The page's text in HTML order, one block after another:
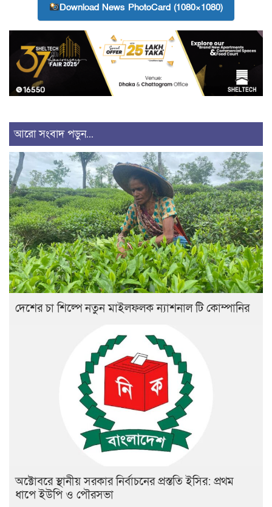
Download News PhotoCard (1080×1080)
আরো সংবাদ পড়ুন...
দেশের চা শিল্পে নতুন মাইলফলক ন্যাশনাল টি কোম্পানির
অক্টোবরে স্থানীয় সরকার নির্বাচনের প্রস্ততি ইসির: প্রথম
ধাপে ইউপি ও পৌরসভা